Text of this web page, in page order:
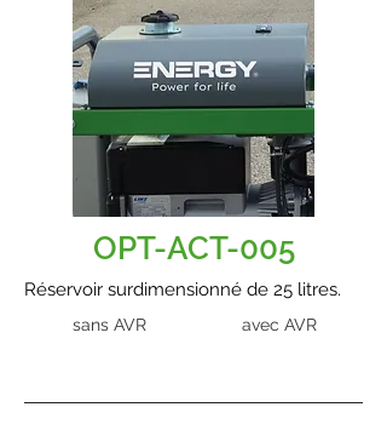
OPT-ACT-005
Réservoir surdimensionné de 25 litres.
sans AVR avec AVR